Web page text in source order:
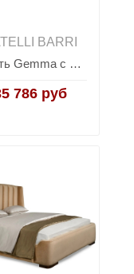
BARRI
Кровать Gemma с решеткой SELECTION, FRATELLI BARRI
786 руб